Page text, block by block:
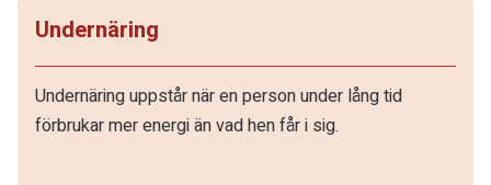
Undernäring
Undernäring uppstår när en person under lång tid
förbrukar mer energi än vad hen får i sig.